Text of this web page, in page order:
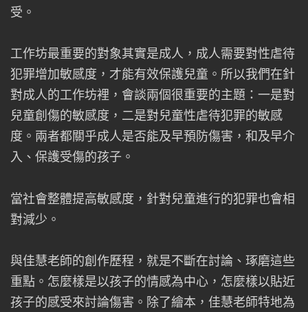
受。
工作坊最重要的對象其實是成人，成人需要對性虐待
犯罪增加敏感度，才能有效保護兒童。所以我們在針
對成人的工作坊裡，會談兩個很重要的主題：一是對
兒童創傷的敏感度，二是對兒童性虐待犯罪的敏感
度。兩者都關乎成人是否能及早預防傷害，和及早介
入、保護受傷的孩子。
當社會整體提高敏感度，針對兒童進行的犯罪也會相
對減少。
與佳慧老師的創作歷程，就是不斷在討論、琢磨這些
重點。怎麼樣是以孩子的情感為中心，怎麼樣以貼近
孩子的感受來討論傷害。除了繪本，佳慧老師特地為